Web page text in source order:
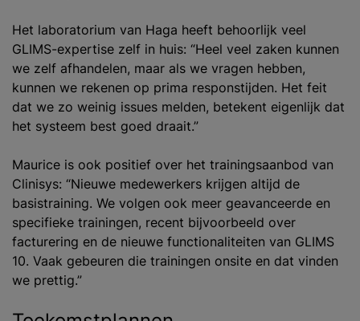
Het laboratorium van Haga heeft behoorlijk veel
GLIMS-expertise zelf in huis: “Heel veel zaken kunnen
we zelf afhandelen, maar als we vragen hebben,
kunnen we rekenen op prima responstijden. Het feit
dat we zo weinig issues melden, betekent eigenlijk dat
het systeem best goed draait.”
Maurice is ook positief over het trainingsaanbod van
Clinisys: “Nieuwe medewerkers krijgen altijd de
basistraining. We volgen ook meer geavanceerde en
specifieke trainingen, recent bijvoorbeeld over
facturering en de nieuwe functionaliteiten van GLIMS
10. Vaak gebeuren die trainingen onsite en dat vinden
we prettig.”